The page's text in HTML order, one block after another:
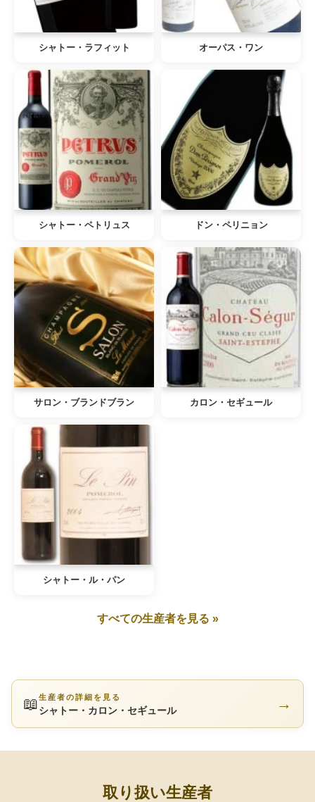
シャトー・ラフィット オーパス・ワン
シャトー・ペトリュス ドン・ペリニョン
サロン・ブランドブラン カロン・セギュール
シャトー・ル・パン
すべての生産者を見る »
📖生産者の詳細を見る
シャトー・カロン・セギュール →
取り扱い生産者